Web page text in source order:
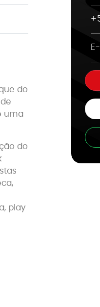
do
uma
do
play